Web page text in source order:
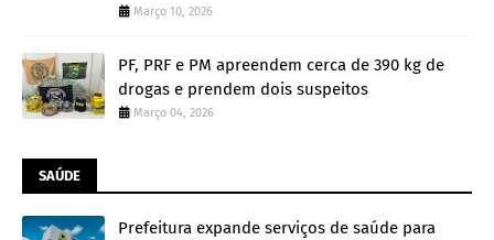
Março 10, 2026
PF, PRF e PM apreendem cerca de 390 kg de
drogas e prendem dois suspeitos
Março 04, 2026
SAÚDE
Prefeitura expande serviços de saúde para